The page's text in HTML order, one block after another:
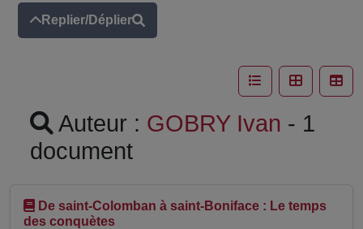
Replier/Déplier
Auteur : GOBRY Ivan - 1
document
De saint-Colomban à saint-Boniface : Le temps
des conquètes